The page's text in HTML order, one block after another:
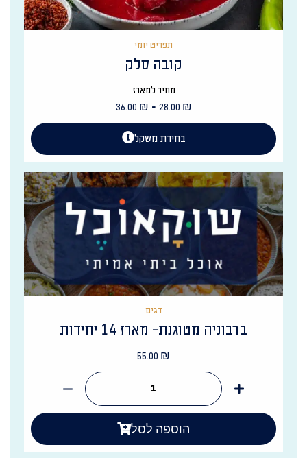
תפריט יומי
קובה סלק
מחיר למארז
28.00 ₪
-
36.00 ₪
בחירת משקל
דגים
ברבוניה מטוגנת- מארז 14 יחידות
55.00 ₪
הוספה לסל